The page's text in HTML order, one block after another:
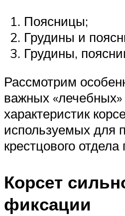
Поясницы;
Грудины и
Грудины,
Рассмотрим
важных «лечебных»
характеристик
используемых для
крестцового
Корсет
фиксации